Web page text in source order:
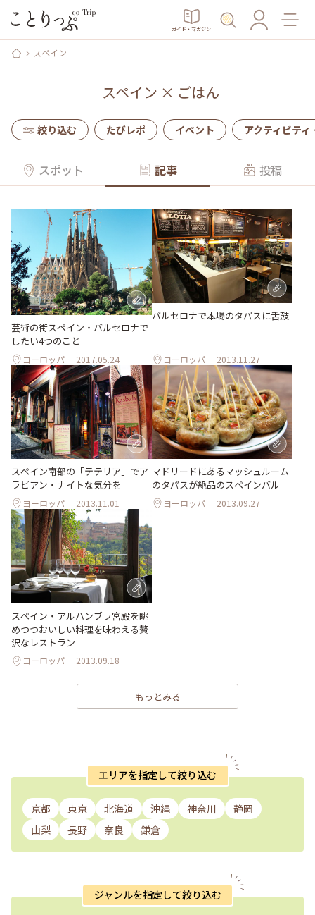
ガイド・マガジン
スペイン
スペイン × ごはん
絞り込む たびレポ イベント アクティビティ
スポット 記事 投稿
芸術の街スペイン・バルセロナで
したい4つのこと
ヨーロッパ 2017.05.24
バルセロナで本場のタパスに舌鼓
ヨーロッパ 2013.11.27
スペイン南部の「テテリア」でア
ラビアン・ナイトな気分を
ヨーロッパ 2013.11.01
マドリードにあるマッシュルーム
のタパスが絶品のスペインバル
ヨーロッパ 2013.09.27
スペイン・アルハンブラ宮殿を眺
めつつおいしい料理を味わえる贅
沢なレストラン
ヨーロッパ 2013.09.18
もっとみる
エリアを指定して絞り込む
京都 東京 北海道 沖縄 神奈川
静岡
山梨
長野 奈良 鎌倉
ジャンルを指定して絞り込む